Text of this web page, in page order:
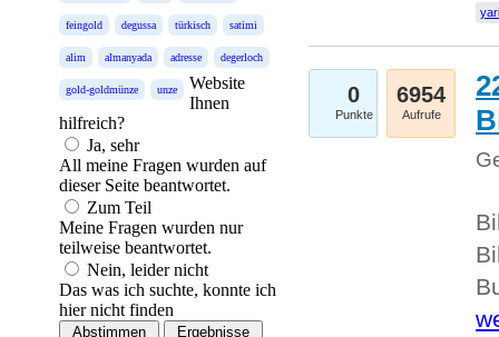
feingold degussa türkisch satimi
alim almanyada adresse degerloch
gold-goldmünze unze
Website
Ihnen
hilfreich?
Ja, sehr
All meine Fragen wurden auf
dieser Seite beantwortet.
Zum Teil
Meine Fragen wurden nur
teilweise beantwortet.
Nein, leider nicht
Das was ich suchte, konnte ich
hier nicht finden
0
Punkte
6954
Aufrufe